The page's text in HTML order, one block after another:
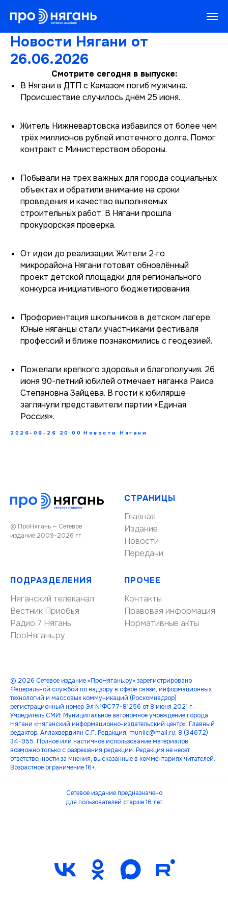
Новости Нягани от
26.06.2026
Смотрите сегодня в выпуске:
В Нягани в ДТП с Камазом погиб мужчина.
Происшествие случилось днём 25 июня.
Житель Нижневартовска избавился от более чем
трёх миллионов рублей ипотечного долга. Помог
контракт с Министерством обороны.
Побывали на трех важных для города социальных
объектах и обратили внимание на сроки
проведения и качество выполняемых
строительных работ. В Нягани прошла
прокурорская проверка.
От идеи до реализации. Жители 2‑го
микрорайона Нягани готовят обновлённый
проект детской площадки для регионального
конкурса инициативного бюджетирования.
Профориентация школьников в детском лагере.
Юные няганцы стали участниками фестиваля
профессий и ближе познакомились с геодезией.
Пожелали крепкого здоровья и благополучия. 26
июня 90-летний юбилей отмечает няганка Раиса
Степановна Зайцева. В гости к юбилярше
заглянули представители партии «Единая
Россия».
2026-06-26 20:00 Новости Нягани
© ПроНягань — Сетевое
издание 2009-2026 гг.
СТРАНИЦЫ
Главная
Издание
Новости
Передачи
ПОДРАЗДЕЛЕНИЯ
Няганский телеканал
Вестник Приобья
Радио 7 Нягань
ПроНягань.ру
ПРОЧЕЕ
Контакты
Правовая информация
Нормативные акты
© 2026 Сетевое издание «ПроНягань.ру» зарегистрировано
Федеральной службой по надзору в сфере связи, информационных
технологий и массовых коммуникаций (Роскомнадзор)
регистрационный номер Эл №ФС77-81256 от 8 июня 2021 г.
Учредитель СМИ: Муниципальное автономное учреждение города
Нягани «Няганский информационно-издательский центр». Главный
редактор: Аллахвердиян С.Г. Редакция: muniic@mail.ru, 8 (34672)
34-955. Полное или частичное использование материалов
возможно только с разрешения редакции. Редакция не несет
ответственности за мнения, высказанные в комментариях читателей.
Возрастное ограничение 16+.
Сетевое издание предназначено
для пользователей старше 16 лет